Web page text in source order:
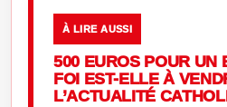
À LIRE AUSSI
500 EUROS POUR UN
FOI EST-ELLE À
L’ACTUALITÉ